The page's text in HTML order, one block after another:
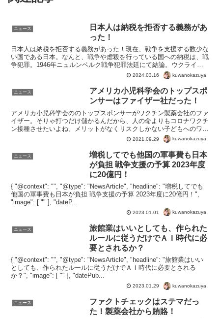
ニュース
日本人は納税を拒否する義務があ
った！
日本人は納税を拒否する義務があった！現在、戦争を支援する数少な
い国である日本。なんと、戦争や虐殺を行っている国への納税は、戦
争犯罪。1946年ニュルンベルク戦争犯罪法廷にて結論。ウクライナ
やイスラエルに資金提供している犯罪国家が日本。特捜は...
2024.03.16 kuwanokazuya
ニュース
アメリカ小児科学会のトップスポ
ンサーはファイザー社だった！
アメリカ小児科学会ののトップスポンサーがワクチン製薬会社のファ
イザー。そりゃ打つだけ儲かるんだから、人の命よりもコロナワクチ
ン接種させたいよね。メリットがなくリスクしかない子どもへのワク
チン、こういうビジネスモデルが理由だったわけですね。し...
2021.09.29 kuwanokazuya
ニュース
増税してでも他国の軍事費も日本
が負担 戦争支援の予算 2023年度
に20億円！
{ "@context": "", "@type": "NewsArticle", "headline": "増税してでも
他国の軍事費も日本が負担 戦争支援の予算 2023年度に20億円！",
"image": [ "" ], "dateP...
2023.01.01 kuwanokazuya
ニュース
旅館業はいいとしても、作られた
ルールに従うだけでＡＩ時代に必
要とされるか？
{ "@context": "", "@type": "NewsArticle", "headline": "旅館業はいい
としても、作られたルールに従うだけでＡＩ時代に必要とされる
か？", "image": [ "" ], "datePub...
2023.01.29 kuwanokazuya
ニュース
ファクトチェックはステマだっ
た！製薬会社から賄賂！